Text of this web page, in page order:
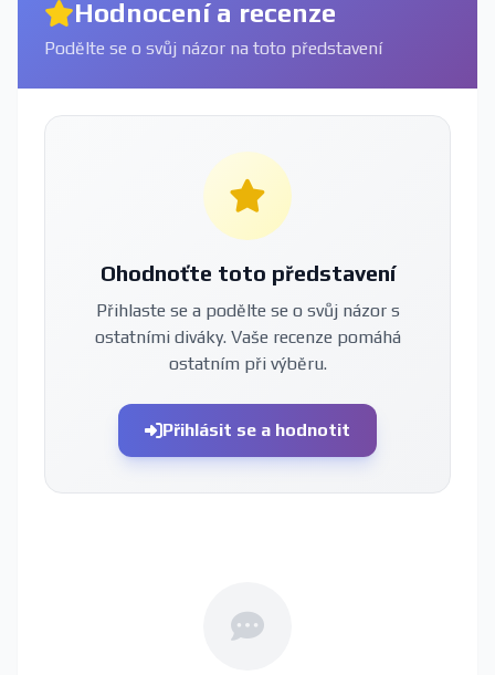
Hodnocení a recenze
Podělte se o svůj názor na toto představení
Ohodnoťte toto představení
Přihlaste se a podělte se o svůj názor s
ostatními diváky. Vaše recenze pomáhá
ostatním při výběru.
Přihlásit se a hodnotit